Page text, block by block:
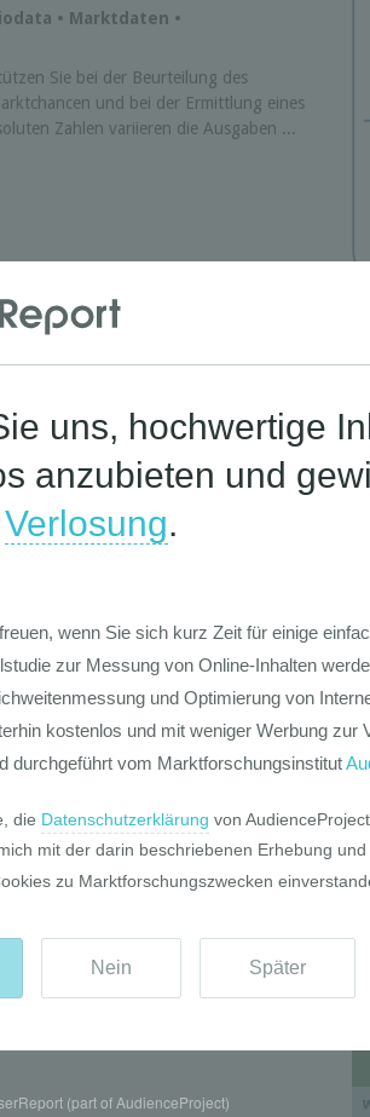
• Marktdaten •
Sie bei der Beurteilung des
und bei der Ermittlung eines
Zahlen variieren die Ausgaben ...
(part of AudienceProject)